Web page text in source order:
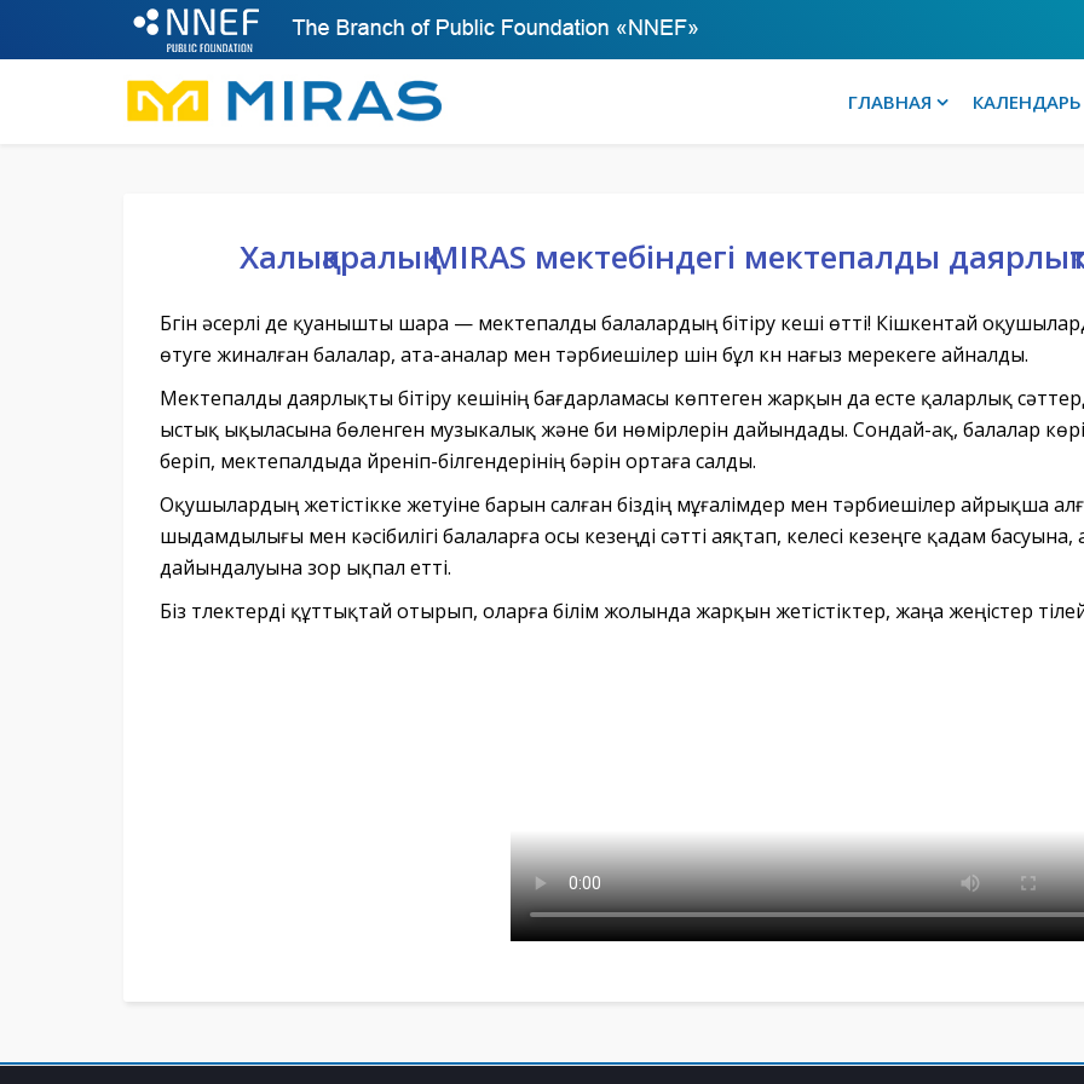
ГЛАВНАЯ КАЛЕНДАРЬ
Халықаралық MIRAS мектебіндегі мектепалды
Бүгін әсерлі де қуанышты шара — мектепалды балалардың бітіру кеші өтті! Кішкентай
өтуге жиналған балалар, ата-аналар мен тәрбиешілер үшін бұл күн нағыз мерекеге айналды.
Мектепалды даярлықты бітіру кешінің бағдарламасы көптеген жарқын да есте қаларлық
ыстық ықыласына бөленген музыкалық және би нөмірлерін дайындады. Сондай-ақ, балалар
беріп, мектепалдыда үйреніп-білгендерінің бәрін ортаға салды.
Оқушылардың жетістікке жетуіне барын салған біздің мұғалімдер мен тәрбиешілер айрықша
шыдамдылығы мен кәсібилігі балаларға осы кезеңді сәтті аяқтап, келесі кезеңге қадам
дайындалуына зор ықпал етті.
Біз түлектерді құттықтай отырып, оларға білім жолында жарқын жетістіктер, жаңа жеңістер